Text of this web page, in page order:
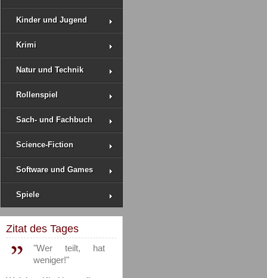
Kinder und Jugend
Krimi
Natur und Technik
Rollenspiel
Sach- und Fachbuch
Science-Fiction
Software und Games
Spiele
Zitat des Tages
"Wer teilt, hat
weniger!"